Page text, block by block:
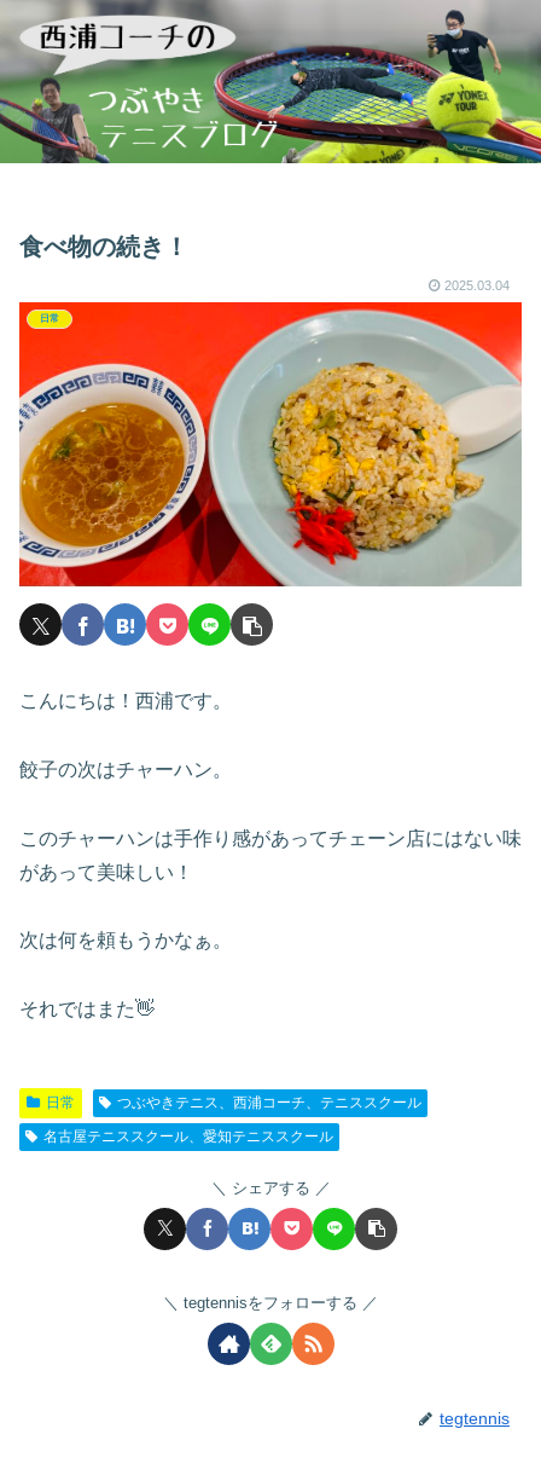
食べ物の続き！
2025.03.04
日常
こんにちは！西浦です。
餃子の次はチャーハン。
このチャーハンは手作り感があってチェーン店にはない味
があって美味しい！
次は何を頼もうかなぁ。
それではまた👋
日常
つぶやきテニス、西浦コーチ、テニススクール
名古屋テニススクール、愛知テニススクール
シェアする
tegtennisをフォローする
tegtennis